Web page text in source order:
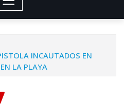
INCAUTADOS EN
LA PLAYA